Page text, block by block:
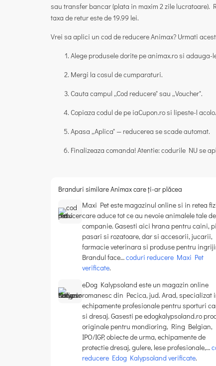
sau transfer bancar(plata in maxim 2 zile lucratoare).
taxa de retur este de19.99 lei.
Vrei sa aplici un cod de reducere Animax? Urmati
Alege produsele dorite peanimax.rosi adauga-
Mergi la cosul de cumparaturi.
Cauta campul „Cod reducere"sau „Voucher".
Copiaza codul de pe iaCupon.ro si lipeste-l acolo.
Apasa „Aplica"— reducerea se scade automat.
Finalizeaza comanda!Atentie:codurile NU se
Branduri similare Animax care ți-ar plăcea
Maxi Pet este magazinul online si in retea
care aduce tot ce au nevoie animalele tale de
companie. Gasesti aici hrana pentru caini,
pasari si rozatoare, dar si accesorii, jucarii,
farmacie veterinara si produse pentru
Brandul face…coduri reducere Maxi Pet
verificate.
eDog Kalypsoland este un magazin online
romanesc din Pecica, jud. Arad, specializat
echipamente profesionale pentru sporturi
si dresaj. Gasesti pe edogkalypsoland.ro
originale pentru mondioring, Ring Belgian,
IPO/IGP, obiecte de urma, echipamente de
protectie dresaj, gulere, lese profesionale,…
reducere Edog Kalypsoland verificate.